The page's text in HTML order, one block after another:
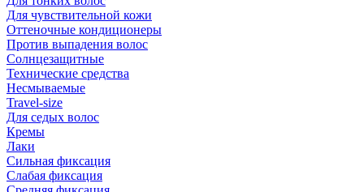
Для чувствительной кожи
Оттеночные кондиционеры
Против выпадения волос
Солнцезащитные
Технические средства
Несмываемые
Travel-size
Для седых волос
Кремы
Лаки
Сильная фиксация
Слабая фиксация